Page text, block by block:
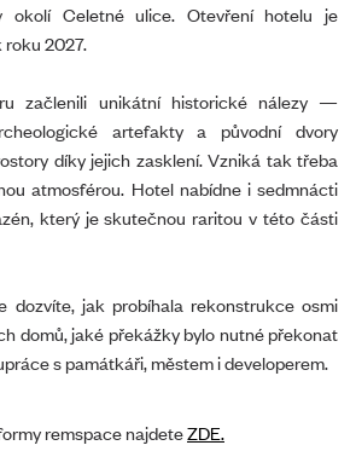
okolí Celetné ulice. Otevření hotelu je
roku 2027.
začlenili unikátní historické nálezy —
artefakty a původní dvory
díky jejich zasklení. Vzniká tak třeba
atmosférou. Hotel nabídne i sedmnácti
který je skutečnou raritou v této části
dozvíte, jak probíhala rekonstrukce osmi
domů, jaké překážky bylo nutné překonat
s památkáři, městem i developerem.
remspace najdeteZDE.